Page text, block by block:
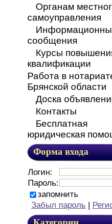
Органам
самоуправления
сообщения
Курсы
квалификации
Работа в
Брянской области
Доска
Контакты
Бесплатная
юридическая
Форма входа
Логин:
Пароль:
запомнить
Забыл пароль |